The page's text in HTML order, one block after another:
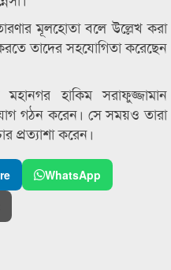
মূলহোতা বলে উল্লেখ করা
তাদের সহযোগিতা করেছেন
হাকিম সরাফুজ্জামান
গঠন করেন। সে সময়ও তারা
প্রত্যাশা করেন।
WhatsApp